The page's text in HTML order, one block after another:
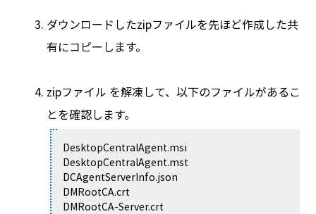
ダウンロードしたzipファイルを先ほど作成した共
有にコピーします。
zipファイル を解凍して、以下のファイルがあるこ
とを確認します。
DesktopCentralAgent.msi
DesktopCentralAgent.mst
DCAgentServerInfo.json
DMRootCA.crt
DMRootCA-Server.crt